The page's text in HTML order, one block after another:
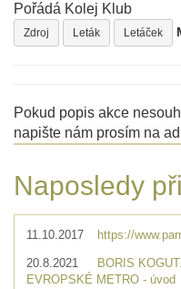
Pořádá Kolej Klub
Zdroj Leták Letáček
Pokud popis akce
napište nám prosím na
Naposledy
11.10.2017 https://
20.8.2021
BORIS
EVROPSKÉ METRO - úvod